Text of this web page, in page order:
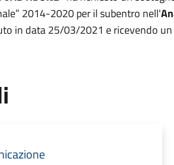
2014-2020 per il subentro nell'
in data 25/03/2021 e ricevendo